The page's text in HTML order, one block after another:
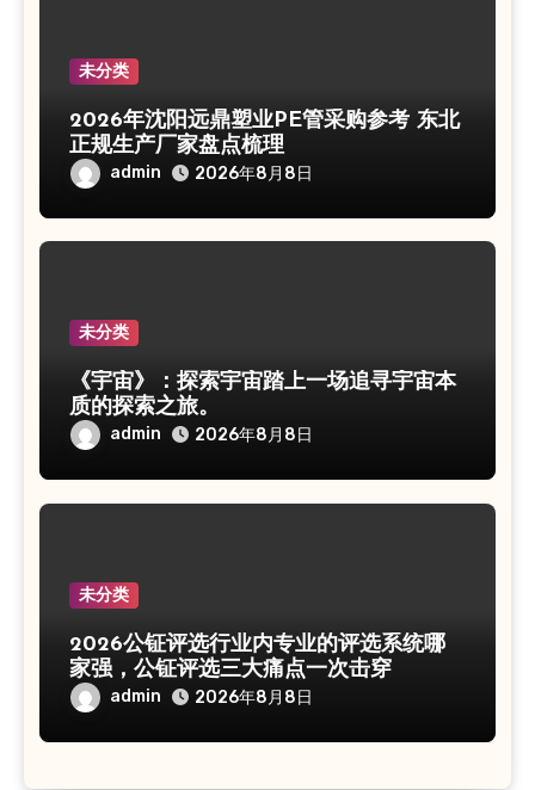
未分类
2026年沈阳远鼎塑业PE管采购参考 东北
正规生产厂家盘点梳理
admin 2026年8月8日
未分类
《宇宙》：探索宇宙踏上一场追寻宇宙本
质的探索之旅。
admin 2026年8月8日
未分类
2026公钲评选行业内专业的评选系统哪
家强，公钲评选三大痛点一次击穿
admin 2026年8月8日